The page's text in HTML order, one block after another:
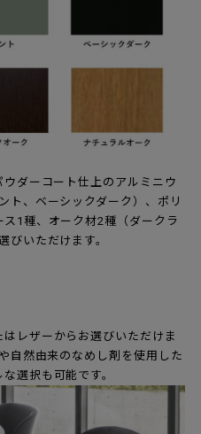
ダーコート仕上のアルミニウ
ト、ベーシックダーク）、ポリ
1種、オーク材2種（ダークラ
びいただけます。
レザーからお選びいただけま
自然由来のなめし剤を使用した
選択も可能です。